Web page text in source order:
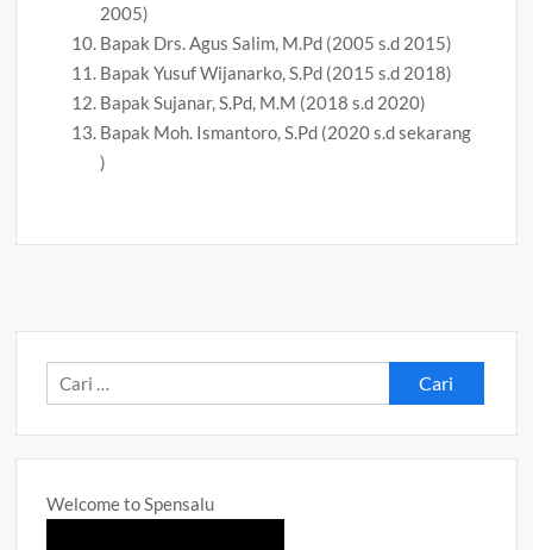
2005)
Bapak Drs. Agus Salim, M.Pd (2005 s.d 2015)
Bapak Yusuf Wijanarko, S.Pd (2015 s.d 2018)
Bapak Sujanar, S.Pd, M.M (2018 s.d 2020)
Bapak Moh. Ismantoro, S.Pd (2020 s.d sekarang
)
Cari
untuk:
Welcome to Spensalu